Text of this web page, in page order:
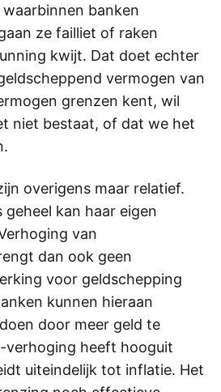
waarbinnen banken
ze failliet of raken
kwijt. Dat doet echter
vermogen van
grenzen kent, wil
niet bestaat, of dat we het
overigens maar relatief.
geheel kan haar eigen
van
dan ook geen
voor geldschepping
kunnen hieraan
door meer geld te
verhoging heeft hooguit
uiteindelijk tot inflatie. Het